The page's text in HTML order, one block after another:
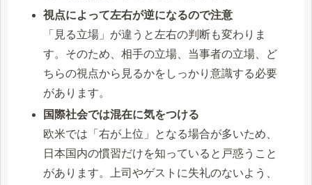
視点によって左右が逆になるので注意
「見る立場」が違うと左右の判断も変わりま
す。そのため、相手の立場、当事者の立場、ど
ちらの視点から見るかをしっかり意識する必要
があります。
国際社会では混在に気をつける
欧米では「右が上位」となる場合が多いため、
日本国内の慣習だけを知っていると戸惑うこと
があります。上司やゲストに失礼のないよう、